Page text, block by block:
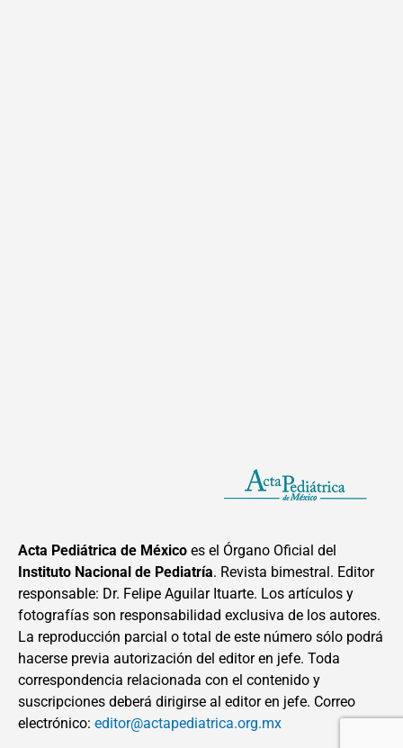
Acta Pediátrica de México es el Órgano Oficial del
Instituto Nacional de Pediatría. Revista bimestral. Editor
responsable: Dr. Felipe Aguilar Ituarte. Los artículos y
fotografías son responsabilidad exclusiva de los autores.
La reproducción parcial o total de este número sólo podrá
hacerse previa autorización del editor en jefe. Toda
correspondencia relacionada con el contenido y
suscripciones deberá dirigirse al editor en jefe. Correo
electrónico: editor@actapediatrica.org.mx